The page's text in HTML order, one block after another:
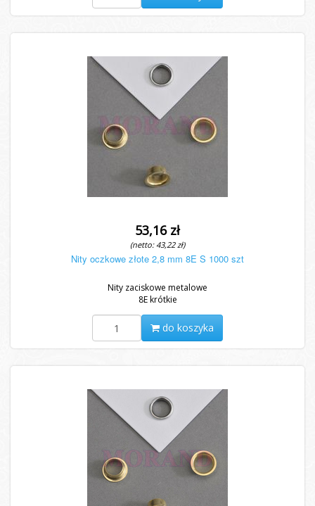
53,16 zł
(netto: 43,22 zł)
Nity oczkowe złote 2,8 mm 8E S 1000 szt
Nity zaciskowe metalowe
8E krótkie
do koszyka